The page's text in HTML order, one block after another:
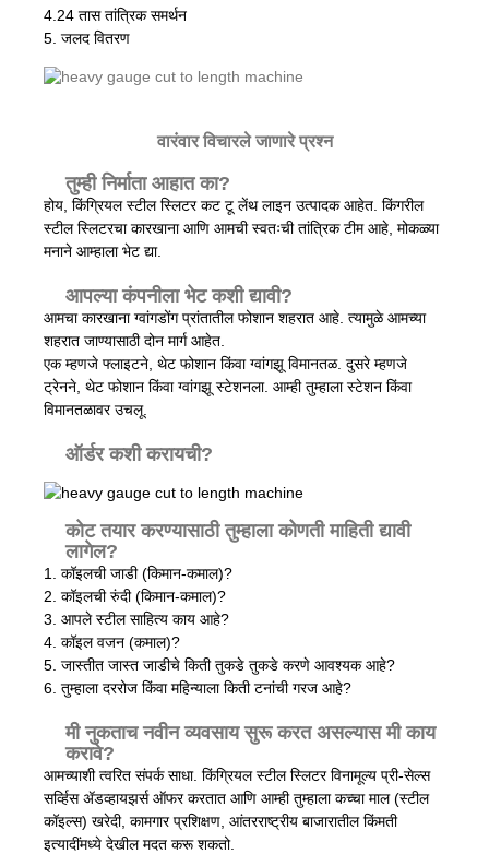
4.24 तास तांत्रिक समर्थन
5. जलद वितरण
वारंवार विचारले जाणारे प्रश्न
तुम्ही निर्माता आहात का?
होय, किंग्रियल स्टील स्लिटर कट टू लेंथ लाइन उत्पादक आहेत. किंगरील
स्टील स्लिटरचा कारखाना आणि आमची स्वतःची तांत्रिक टीम आहे, मोकळ्या
मनाने आम्हाला भेट द्या.
आपल्या कंपनीला भेट कशी द्यावी?
आमचा कारखाना ग्वांगडोंग प्रांतातील फोशान शहरात आहे. त्यामुळे आमच्या
शहरात जाण्यासाठी दोन मार्ग आहेत.
एक म्हणजे फ्लाइटने, थेट फोशान किंवा ग्वांगझू विमानतळ. दुसरे म्हणजे
ट्रेनने, थेट फोशान किंवा ग्वांगझू स्टेशनला. आम्ही तुम्हाला स्टेशन किंवा
विमानतळावर उचलू.
ऑर्डर कशी करायची?
कोट तयार करण्यासाठी तुम्हाला कोणती माहिती द्यावी
लागेल?
1. कॉइलची जाडी (किमान-कमाल)?
2. कॉइलची रुंदी (किमान-कमाल)?
3. आपले स्टील साहित्य काय आहे?
4. कॉइल वजन (कमाल)?
5. जास्तीत जास्त जाडीचे किती तुकडे तुकडे करणे आवश्यक आहे?
6. तुम्हाला दररोज किंवा महिन्याला किती टनांची गरज आहे?
मी नुकताच नवीन व्यवसाय सुरू करत असल्यास मी काय
करावे?
आमच्याशी त्वरित संपर्क साधा. किंग्रियल स्टील स्लिटर विनामूल्य प्री-सेल्स
सर्व्हिस ॲडव्हायझर्स ऑफर करतात आणि आम्ही तुम्हाला कच्चा माल (स्टील
कॉइल्स) खरेदी, कामगार प्रशिक्षण, आंतरराष्ट्रीय बाजारातील किंमती
इत्यादींमध्ये देखील मदत करू शकतो.